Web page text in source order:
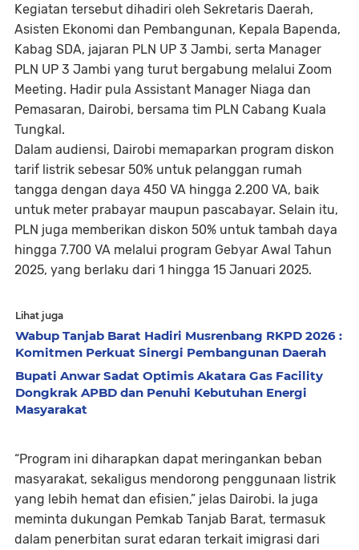
Kegiatan tersebut dihadiri oleh Sekretaris Daerah,
Asisten Ekonomi dan Pembangunan, Kepala Bapenda,
Kabag SDA, jajaran PLN UP 3 Jambi, serta Manager
PLN UP 3 Jambi yang turut bergabung melalui Zoom
Meeting. Hadir pula Assistant Manager Niaga dan
Pemasaran, Dairobi, bersama tim PLN Cabang Kuala
Tungkal.
Dalam audiensi, Dairobi memaparkan program diskon
tarif listrik sebesar 50% untuk pelanggan rumah
tangga dengan daya 450 VA hingga 2.200 VA, baik
untuk meter prabayar maupun pascabayar. Selain itu,
PLN juga memberikan diskon 50% untuk tambah daya
hingga 7.700 VA melalui program Gebyar Awal Tahun
2025, yang berlaku dari 1 hingga 15 Januari 2025.
Lihat juga
Wabup Tanjab Barat Hadiri Musrenbang RKPD 2026 :
Komitmen Perkuat Sinergi Pembangunan Daerah
Bupati Anwar Sadat Optimis Akatara Gas Facility
Dongkrak APBD dan Penuhi Kebutuhan Energi
Masyarakat
“Program ini diharapkan dapat meringankan beban
masyarakat, sekaligus mendorong penggunaan listrik
yang lebih hemat dan efisien,” jelas Dairobi. Ia juga
meminta dukungan Pemkab Tanjab Barat, termasuk
dalam penerbitan surat edaran terkait imigrasi dari